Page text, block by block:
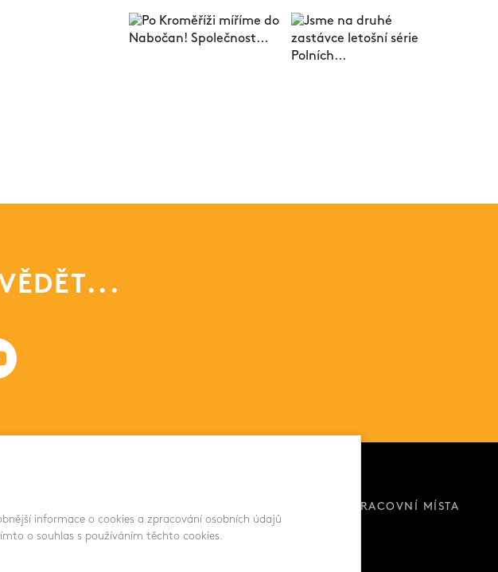
KARIÉRA - VOLNÁ PRACOVNÍ MÍSTA
informace o cookies a zpracování osobních údajů
o souhlas s používáním těchto cookies.